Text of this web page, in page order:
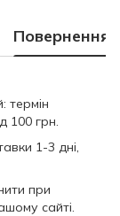
Повернення
термін
100 грн.
1-3 дні,
при
сайті.